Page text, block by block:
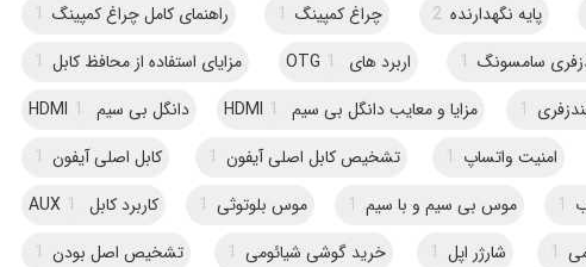
پایه نگهدارنده 2 چراغ کمپینگ 1 راهنمای کامل چراغ کمپینگ 1
سامسونگ 1 اربرد های OTG 1 مزایای استفاده از محافظ کابل 1
1 مزایا و معایب دانگل بی سیم HDMI 1 دانگل بی سیم HDMI
1
امنیت واتساپ 1 تشخیص کابل اصلی آیفون 1 کابل اصلی آیفون 1
1 موس بی سیم و با سیم 1 موس بلوتوثی 1 کاربرد کابل AUX
1
1 شارژر اپل 1 خرید گوشی شیائومی 1 تشخیص اصل بودن 1